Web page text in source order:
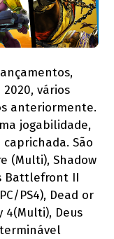
vários
anteriormente.
jogabilidade,
São
(Multi), Shadow
Battlefront II
PS4), Dead or
4(Multi), Deus